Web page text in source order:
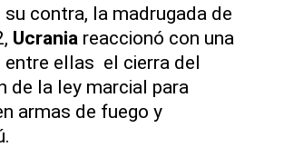
su contra, la madrugada de
Ucrania reaccionó con una
entre ellas el cierra del
de la ley marcial para
armas de fuego y